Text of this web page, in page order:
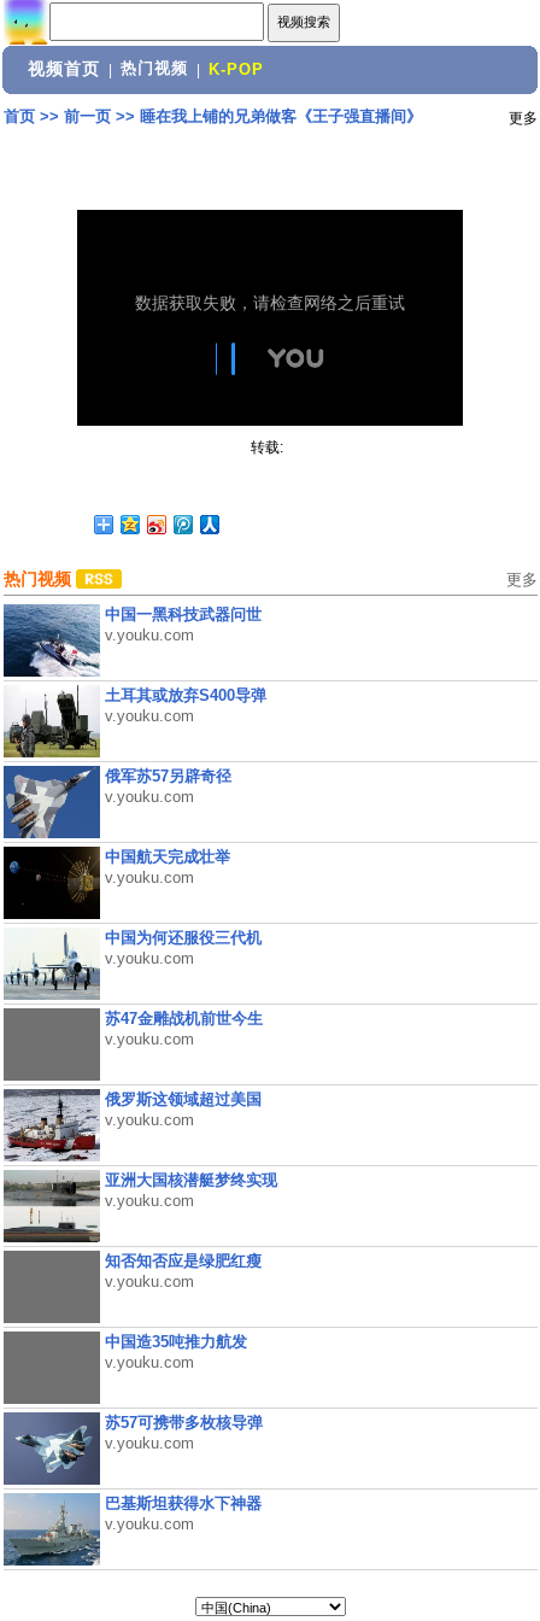
视频首页 热门视频 K-POP
首页>> 前一页>> 睡在我上铺的兄弟做客《王子强直播间》 更多
转载:
热门视频 更多
中国一黑科技武器问世
v.youku.com
土耳其或放弃S400导弹
v.youku.com
俄军苏57另辟奇径
v.youku.com
中国航天完成壮举
v.youku.com
中国为何还服役三代机
v.youku.com
苏47金雕战机前世今生
v.youku.com
俄罗斯这领域超过美国
v.youku.com
亚洲大国核潜艇梦终实现
v.youku.com
知否知否应是绿肥红瘦
v.youku.com
中国造35吨推力航发
v.youku.com
苏57可携带多枚核导弹
v.youku.com
巴基斯坦获得水下神器
v.youku.com